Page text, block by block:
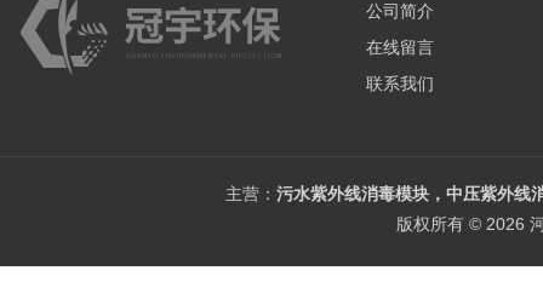
公司简介
在线留言
联系我们
主营： 污水紫外线消毒模块，中压紫外线
版权所有 © 2026